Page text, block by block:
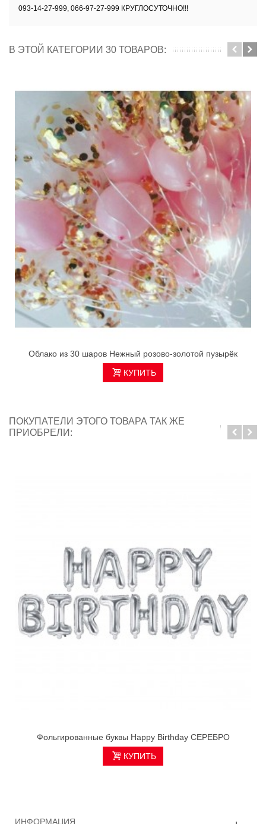
093-14-27-999, 066-97-27-999 КРУГЛОСУТОЧНО!!!
В ЭТОЙ КАТЕГОРИИ 30 ТОВАРОВ:
Облако из 30 шаров Нежный розово-золотой пузырёк
КУПИТЬ
ПОКУПАТЕЛИ ЭТОГО ТОВАРА ТАК ЖЕ
ПРИОБРЕЛИ:
Фольгированные буквы Нappy Вirthday СЕРЕБРО
КУПИТЬ
ИНФОРМАЦИЯ